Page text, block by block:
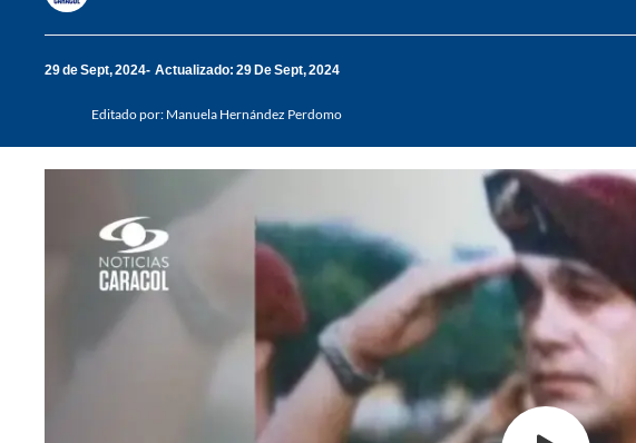
29 de Sept, 2024 Actualizado: 29 De Sept, 2024
Editado por: Manuela Hernández Perdomo